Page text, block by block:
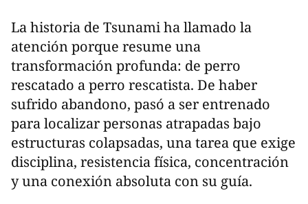
La historia de Tsunami ha llamado la
atención porque resume una
transformación profunda: de perro
rescatado a perro rescatista. De haber
sufrido abandono, pasó a ser entrenado
para localizar personas atrapadas bajo
estructuras colapsadas, una tarea que exige
disciplina, resistencia física, concentración
y una conexión absoluta con su guía.